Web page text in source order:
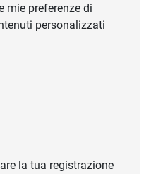
mie preferenze di
personalizzati
la tua registrazione